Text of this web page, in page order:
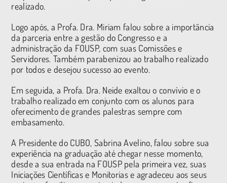
realizado.
Logo após, a Profa. Dra. Miriam falou sobre a importância
da parceria entre a gestão do Congresso e a
administração da FOUSP, com suas Comissões e
Servidores. Também parabenizou ao trabalho realizado
por todos e desejou sucesso ao evento.
Em seguida, a Profa. Dra. Neide exaltou o convívio e o
trabalho realizado em conjunto com os alunos para
oferecimento de grandes palestras sempre com
embasamento.
A Presidente do CUBO, Sabrina Avelino, falou sobre sua
experiência na graduação até chegar nesse momento,
desde a sua entrada na FOUSP pela primeira vez, suas
Iniciações Científicas e Monitorias e agradeceu aos seus